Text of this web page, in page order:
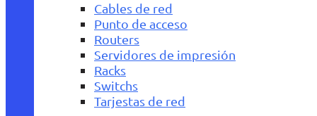
Cables de red
Punto de acceso
Routers
Servidores de impresión
Racks
Switchs
Tarjestas de red